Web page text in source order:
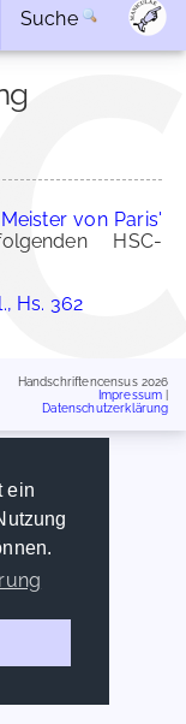
ein
Suche
von Paris'
HSC-
Hs. 362
Handschriftencensus 2026
Impressum
Datenschutzerklärung